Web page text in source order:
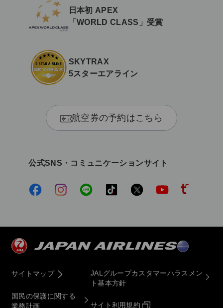
日本初 APEX
「WORLD CLASS」受賞
SKYTRAX
5スターエアライン
航空券の予約はこちら
公式SNS・コミュニケーションサイト
サイトマップ
国民の保護に関する
業務計画
JALグループカスタマーハラスメン
ト基本方針
サイト利用規約